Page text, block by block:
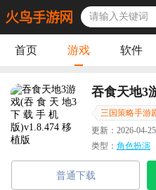
首页 游戏 软件
吞食天地3
版)三国策略手游
更新： 2026-04-
类型： 角色扮演
普通下载